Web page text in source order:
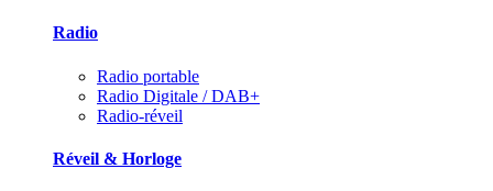
Radio
Radio portable
Radio Digitale / DAB+
Radio-réveil
Réveil & Horloge